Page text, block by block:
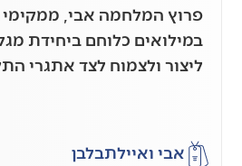
פרוץ המלחמה אבי,
במילואים כלוחם ביחידת
ליצור ולצמוח לצד אתגרי
אבי ואיילתבלבן